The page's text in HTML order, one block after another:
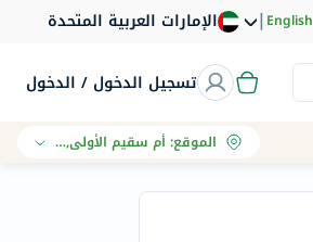
الإمارات العربية المتحدة |English
تسجيل الدخول / الدخول
الموقع:أم سقيم الأولى, دبي